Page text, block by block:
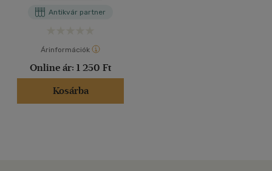
Antikvár partner
Árinformációk
Online ár: 1 250 Ft
Kosárba